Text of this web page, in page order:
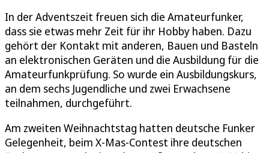
In der Adventszeit freuen sich die Amateurfunker,
dass sie etwas mehr Zeit für ihr Hobby haben. Dazu
gehört der Kontakt mit anderen, Bauen und Basteln
an elektronischen Geräten und die Ausbildung für die
Amateurfunkprüfung. So wurde ein Ausbildungskurs,
an dem sechs Jugendliche und zwei Erwachsene
teilnahmen, durchgeführt.
Am zweiten Weihnachtstag hatten deutsche Funker
Gelegenheit, beim X-Mas-Contest ihre deutschen